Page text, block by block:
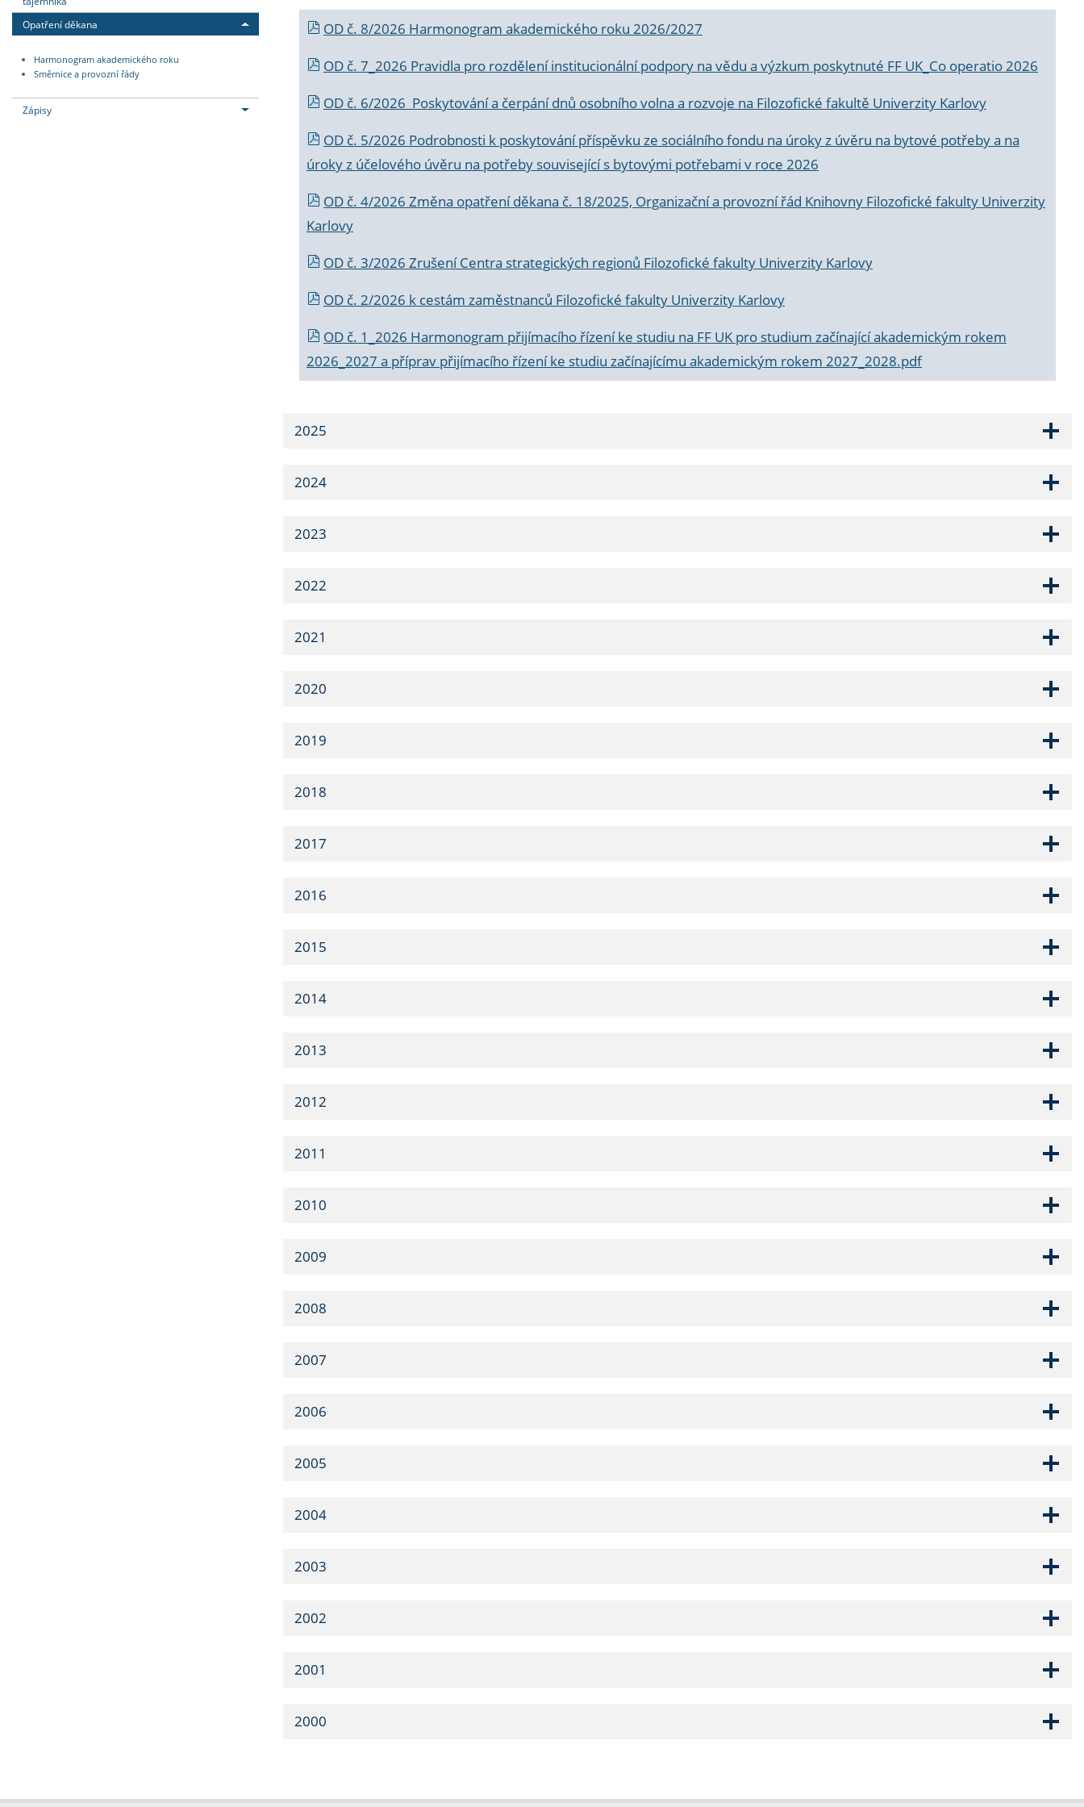
Opatření děkana
Harmonogram akademického roku
Směrnice a provozní řády
Zápisy
OD č. 8/2026 Harmonogram akademického roku 2026/2027
OD č. 7_2026 Pravidla pro rozdělení institucionální podpory na vědu a výzkum poskytnuté FF UK_Co operatio 2026
OD č. 6/2026 Poskytování a čerpání dnů osobního volna a rozvoje na Filozofické fakultě Univerzity Karlovy
OD č. 5/2026 Podrobnosti k poskytování příspěvku ze sociálního fondu na úroky z úvěru na bytové potřeby a na
úroky z účelového úvěru na potřeby související s bytovými potřebami v roce 2026
OD č. 4/2026 Změna opatření děkana č. 18/2025, Organizační a provozní řád Knihovny Filozofické fakulty Univerzity
Karlovy
OD č. 3/2026 Zrušení Centra strategických regionů Filozofické fakulty Univerzity Karlovy
OD č. 2/2026 k cestám zaměstnanců Filozofické fakulty Univerzity Karlovy
OD č. 1_2026 Harmonogram přijímacího řízení ke studiu na FF UK pro studium začínající akademickým rokem
2026_2027 a příprav přijímacího řízení ke studiu začínajícímu akademickým rokem 2027_2028.pdf
2025
2024
2023
2022
2021
2020
2019
2018
2017
2016
2015
2014
2013
2012
2011
2010
2009
2008
2007
2006
2005
2004
2003
2002
2001
2000